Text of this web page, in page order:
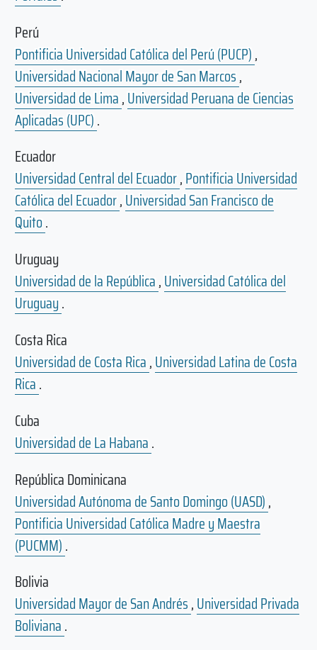
Perú
Pontificia Universidad Católica del Perú (PUCP),
Universidad Nacional Mayor de San Marcos,
Universidad de Lima,Universidad Peruana de Ciencias
Aplicadas (UPC).
Ecuador
Universidad Central del Ecuador,Pontificia Universidad
Católica del Ecuador,Universidad San Francisco de
Quito.
Uruguay
Universidad de la República,Universidad Católica del
Uruguay.
Costa Rica
Universidad de Costa Rica,Universidad Latina de Costa
Rica.
Cuba
Universidad de La Habana.
República Dominicana
Universidad Autónoma de Santo Domingo (UASD),
Pontificia Universidad Católica Madre y Maestra
(PUCMM).
Bolivia
Universidad Mayor de San Andrés,Universidad Privada
Boliviana.